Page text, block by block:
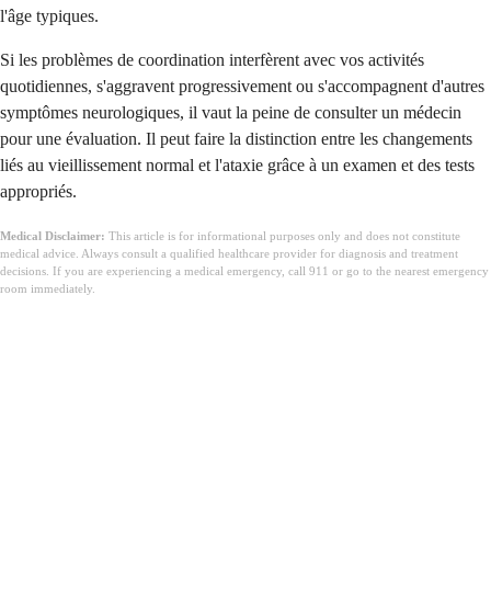
l'âge typiques.
Si les problèmes de coordination interfèrent avec vos activités
quotidiennes, s'aggravent progressivement ou s'accompagnent d'autres
symptômes neurologiques, il vaut la peine de consulter un médecin
pour une évaluation. Il peut faire la distinction entre les changements
liés au vieillissement normal et l'ataxie grâce à un examen et des tests
appropriés.
Medical Disclaimer: This article is for informational purposes only and does not constitute
medical advice. Always consult a qualified healthcare provider for diagnosis and treatment
decisions. If you are experiencing a medical emergency, call 911 or go to the nearest emergency
room immediately.